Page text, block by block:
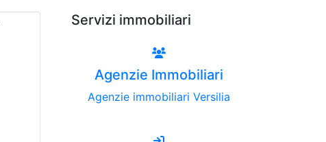
Servizi immobiliari
Agenzie Immobiliari
Agenzie immobiliari Versilia